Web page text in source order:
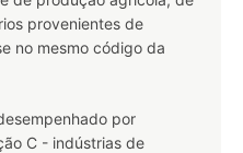
provenientes de
no mesmo código da
por
C - indústrias de